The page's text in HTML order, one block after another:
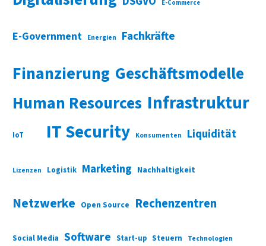
E-Commerce
E-Government Energien Fachkräfte
Finanzierung Geschäftsmodelle
Human Resources Infrastruktur
IoT IT Security Konsumenten Liquidität
Lizenzen Logistik Marketing Nachhaltigkeit
Netzwerke Open Source Rechenzentren
Social Media Software Start-up Steuern Technologien